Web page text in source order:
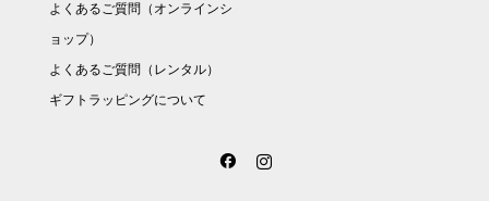
よくあるご質問（オンラインシ
ョップ）
よくあるご質問（レンタル）
ギフトラッピングについて